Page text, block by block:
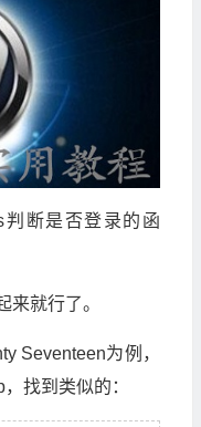
判断是否登录的函
来就行了。
Seventeen为例，
找到类似的：